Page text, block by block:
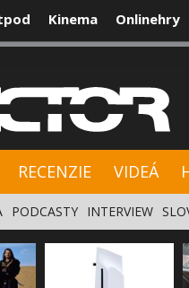
Kinema Onlinehry
RECENZIE VIDEÁ
PODCASTY INTERVIEW